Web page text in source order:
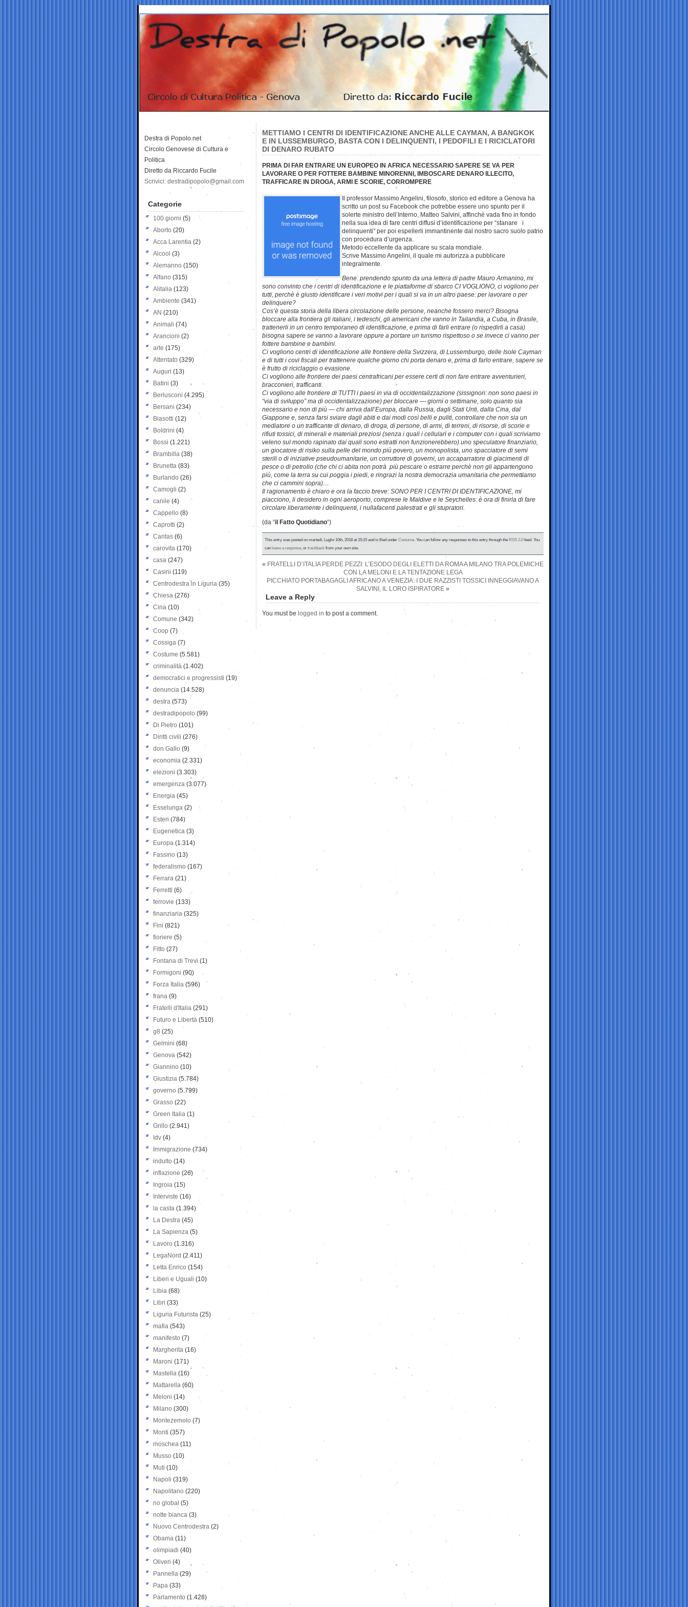
METTIAMO I CENTRI DI IDENTIFICAZIONE ANCHE ALLE CAYMAN, A BANGKOK
E IN LUSSEMBURGO, BASTA CON I DELINQUENTI, I PEDOFILI E I RICICLATORI
DI DENARO RUBATO
PRIMA DI FAR ENTRARE UN EUROPEO IN AFRICA NECESSARIO SAPERE SE VA PER
LAVORARE O PER FOTTERE BAMBINE MINORENNI, IMBOSCARE DENARO ILLECITO,
TRAFFICARE IN DROGA, ARMI E SCORIE, CORROMPERE
Il professor Massimo Angelini, filosofo, storico ed editore a Genova ha
scritto un post su Facebook che potrebbe essere uno spunto per il
solerte ministro dell’Interno, Matteo Salvini, affinchè vada fino in fondo
nella sua idea di fare centri diffusi d’identificazione per “stanare i
delinquenti” per poi espellerli immantinente dal nostro sacro suolo patrio
con procedura d’urgenza.
Metodo eccellente da applicare su scala mondiale.
Scrive Massimo Angelini, il quale mi autorizza a pubblicare
integralmente.
Bene: prendendo spunto da una lettera di padre Mauro Armanino, mi
sono convinto che i centri di identificazione e le piattaforme di sbarco CI VOGLIONO, ci vogliono per
tutti, perchè è giusto identificare i veri motivi per i quali si va in un altro paese: per lavorare o per
delinquere?
Cos’è questa storia della libera circolazione delle persone, neanche fossero merci? Bisogna
bloccare alla frontiera gli italiani, i tedeschi, gli americani che vanno in Tailandia, a Cuba, in Brasile,
trattenerli in un centro temporaneo di identificazione, e prima di farli entrare (o rispedirli a casa)
bisogna sapere se vanno a lavorare oppure a portare un turismo rispettoso o se invece ci vanno per
fottere bambine e bambini.
Ci vogliono centri di identificazione alle frontiere della Svizzera, di Lussemburgo, delle Isole Cayman
e di tutti i covi fiscali per trattenere qualche giorno chi porta denaro e, prima di farlo entrare, sapere se
è frutto di riciclaggio o evasione.
Ci vogliono alle frontiere dei paesi centrafricani per essere certi di non fare entrare avventurieri,
bracconieri, trafficanti.
Ci vogliono alle frontiere di TUTTI i paesi in via di occidentalizzazione (sissignori: non sono paesi in
“via di sviluppo” ma di occidentalizzazione) per bloccare — giorni o settimane, solo quanto sia
necessario e non di più — chi arriva dall’Europa, dalla Russia, dagli Stati Unti, dalla Cina, dal
Giappone e, senza farsi sviare dagli abiti e dai modi così belli e puliti, controllare che non sia un
mediatore o un trafficante di denaro, di droga, di persone, di armi, di terreni, di risorse, di scorie e
rifiuti tossici, di minerali e materiali preziosi (senza i quali i cellulari e i computer con i quali scriviamo
veleno sul mondo rapinato dai quali sono estratti non funzionerebbero) uno speculatore finanziario,
un giocatore di risiko sulla pelle del mondo più povero, un monopolista, uno spacciatore di semi
sterili o di iniziative pseudoumanitarie, un corruttore di governi, un accaparratore di giacimenti di
pesce o di petrolio (che chi ci abita non potrà più pescare o estrarre perchè non gli appartengono
più, come la terra su cui poggia i piedi, e ringrazi la nostra democrazia umanitaria che permettiamo
che ci cammini sopra)…
Il ragionamento è chiaro e ora la faccio breve: SONO PER I CENTRI DI IDENTIFICAZIONE, mi
piacciono, li desidero in ogni aeroporto, comprese le Maldive e le Seychelles: è ora di finirla di fare
circolare liberamente i delinquenti, i nullafacenti palestrati e gli stupratori.
(da “il Fatto Quotidiano“)
This entry was posted on martedì, Luglio 10th, 2018 at 15:15 and is filed underCostume. You can follow any responses to this entry through theRSS 2.0feed. You
canleave a response, ortrackbackfrom your own site.
« FRATELLI D’ITALIA PERDE PEZZI: L’ESODO DEGLI ELETTI DA ROMA A MILANO TRA POLEMICHE
CON LA MELONI E LA TENTAZIONE LEGA
PICCHIATO PORTABAGAGLI AFRICANO A VENEZIA: I DUE RAZZISTI TOSSICI INNEGGIAVANO A
SALVINI, IL LORO ISPIRATORE »
Leave a Reply
You must be logged in to post a comment.
Destra di Popolo.net
Circolo Genovese di Cultura e
Politica
Diretto da Riccardo Fucile
Scrivici: destradipopolo@gmail.com
Categorie
100 giorni (5)
Aborto (20)
Acca Larentia (2)
Alcool (3)
Alemanno (150)
Alfano (315)
Alitalia (123)
Ambiente (341)
AN (210)
Animali (74)
Arancioni (2)
arte (175)
Attentato (329)
Auguri (13)
Batini (3)
Berlusconi (4.295)
Bersani (234)
Biasotti (12)
Boldrini (4)
Bossi (1.221)
Brambilla (38)
Brunetta (83)
Burlando (26)
Camogli (2)
canile (4)
Cappello (8)
Caprotti (2)
Caritas (6)
carovita (170)
casa (247)
Casini (119)
Centrodestra in Liguria (35)
Chiesa (276)
Cina (10)
Comune (342)
Coop (7)
Cossiga (7)
Costume (5.581)
criminalità (1.402)
democratici e progressisti (19)
denuncia (14.528)
destra (573)
destradipopolo (99)
Di Pietro (101)
Diritti civili (276)
don Gallo (9)
economia (2.331)
elezioni (3.303)
emergenza (3.077)
Energia (45)
Esselunga (2)
Esteri (784)
Eugenetica (3)
Europa (1.314)
Fassino (13)
federalismo (167)
Ferrara (21)
Ferretti (6)
ferrovie (133)
finanziaria (325)
Fini (821)
fioriere (5)
Fitto (27)
Fontana di Trevi (1)
Formigoni (90)
Forza Italia (596)
frana (9)
Fratelli d'Italia (291)
Futuro e Libertà (510)
g8 (25)
Gelmini (68)
Genova (542)
Giannino (10)
Giustizia (5.784)
governo (5.799)
Grasso (22)
Green Italia (1)
Grillo (2.941)
Idv (4)
Immigrazione (734)
indulto (14)
inflazione (26)
Ingroia (15)
Interviste (16)
la casta (1.394)
La Destra (45)
La Sapienza (5)
Lavoro (1.316)
LegaNord (2.411)
Letta Enrico (154)
Liberi e Uguali (10)
Libia (68)
Libri (33)
Liguria Futurista (25)
mafia (543)
manifesto (7)
Margherita (16)
Maroni (171)
Mastella (16)
Mattarella (60)
Meloni (14)
Milano (300)
Montezemolo (7)
Monti (357)
moschea (11)
Musso (10)
Muti (10)
Napoli (319)
Napolitano (220)
no global (5)
notte bianca (3)
Nuovo Centrodestra (2)
Obama (11)
olimpiadi (40)
Oliveri (4)
Pannella (29)
Papa (33)
Parlamento (1.428)